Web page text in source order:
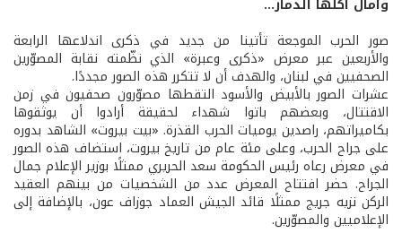
صور الحرب الموجعة تأتينا من جديد في ذكرى اندلاعها الرابعة
والأربعين عبر معرض «ذكرى وعبرة» الذي نظّمته نقابة المصوّرين
الصحفيين في لبنان، والهدف أن لا تتكرر هذه الصور مجددًا.
عشرات الصور بالأبيض والأسود التقطها مصوّرون صحفيون في زمن
الاقتتال، وبعضهم باتوا شهداء لحقيقة أرادوا أن يوثقوها
بكاميراتهم، راصدين يوميات الحرب القذرة. «بيت بيروت» الشاهد بدوره
على جراح الحرب، وعلى مئة عام من تاريخ بيروت، استضاف هذه الصور
في معرض رعاه رئيس الحكومة سعد الحريري ممثلًا بوزير الإعلام جمال
الجراح. حضر افتتاح المعرض عدد من الشخصيات من بينهم العقيد
الركن نزيه جريج ممثلًا قائد الجيش العماد جوزاف عون، بالإضافة إلى
الإعلاميين والمصوّرين.